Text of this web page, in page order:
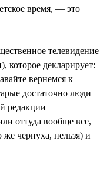
время, — это
телевидение
которое декларирует:
вернемся к
достаточно люди
редакции
оттуда вообще все,
чернуха, нельзя) и